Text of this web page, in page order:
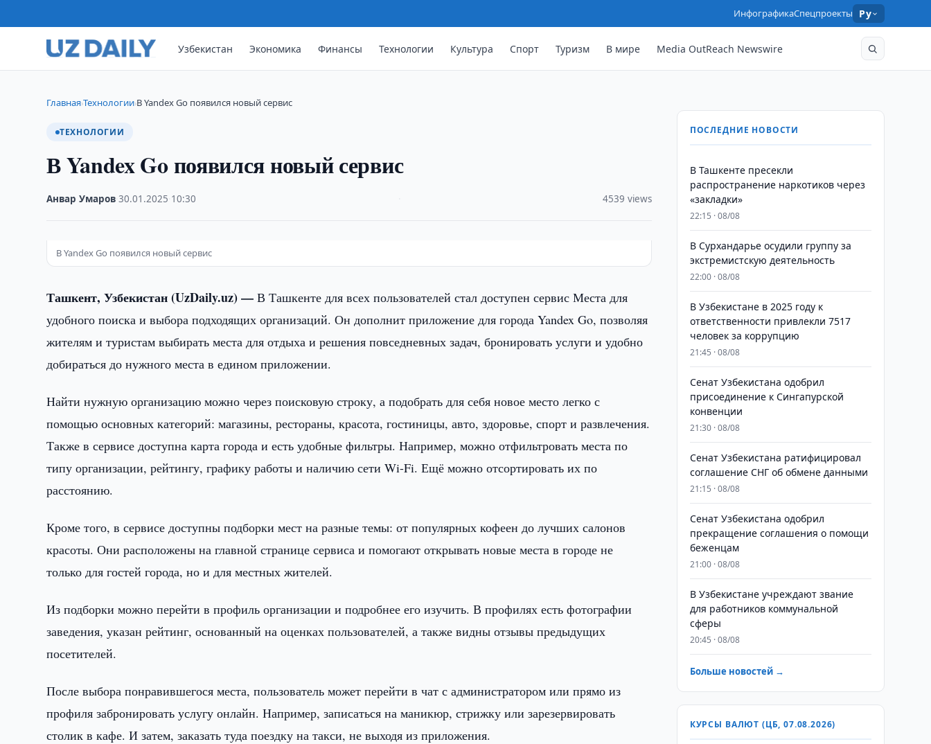
ИнфографикаСпецпроекты Ру
Узбекистан Экономика Финансы Технологии Культура Спорт Туризм В мире Media OutReach Newswire
Главная›Технологии›В Yandex Go появился новый сервис
ТЕХНОЛОГИИ
В Yandex Go появился новый сервис
Анвар Умаров ·30.01.2025 10:30 4539 views
В Yandex Go появился новый сервис
Ташкент, Узбекистан (UzDaily.uz) —В Ташкенте для всех пользователей стал доступен сервис Места для
удобного поиска и выбора подходящих организаций. Он дополнит приложение для города Yandex Go, позволяя
жителям и туристам выбирать места для отдыха и решения повседневных задач, бронировать услуги и удобно
добираться до нужного места в едином приложении.
Найти нужную организацию можно через поисковую строку, а подобрать для себя новое место легко с
помощью основных категорий: магазины, рестораны, красота, гостиницы, авто, здоровье, спорт и развлечения.
Также в сервисе доступна карта города и есть удобные фильтры. Например, можно отфильтровать места по
типу организации, рейтингу, графику работы и наличию сети Wi-Fi. Ещё можно отсортировать их по
расстоянию.
Кроме того, в сервисе доступны подборки мест на разные темы: от популярных кофеен до лучших салонов
красоты. Они расположены на главной странице сервиса и помогают открывать новые места в городе не
только для гостей города, но и для местных жителей.
Из подборки можно перейти в профиль организации и подробнее его изучить. В профилях есть фотографии
заведения, указан рейтинг, основанный на оценках пользователей, а также видны отзывы предыдущих
посетителей.
После выбора понравившегося места, пользователь может перейти в чат с администратором или прямо из
профиля забронировать услугу онлайн. Например, записаться на маникюр, стрижку или зарезервировать
столик в кафе. И затем, заказать туда поездку на такси, не выходя из приложения.
ПОСЛЕДНИЕ НОВОСТИ
В Ташкенте пресекли
распространение наркотиков через
«закладки»
22:15 · 08/08
В Сурхандарье осудили группу за
экстремистскую деятельность
22:00 · 08/08
В Узбекистане в 2025 году к
ответственности привлекли 7517
человек за коррупцию
21:45 · 08/08
Сенат Узбекистана одобрил
присоединение к Сингапурской
конвенции
21:30 · 08/08
Сенат Узбекистана ратифицировал
соглашение СНГ об обмене данными
21:15 · 08/08
Сенат Узбекистана одобрил
прекращение соглашения о помощи
беженцам
21:00 · 08/08
В Узбекистане учреждают звание
для работников коммунальной
сферы
20:45 · 08/08
Больше новостей →
КУРСЫ ВАЛЮТ (ЦБ, 07.08.2026)